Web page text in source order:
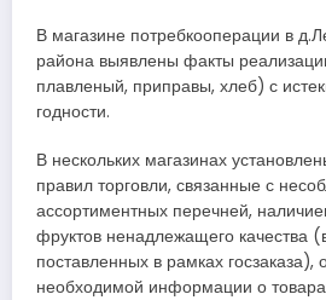
В магазине потребкооперации в
района выявлены факты
плавленый, приправы, хлеб) с
годности.
В нескольких магазинах
правил торговли, связанные с
ассортиментных перечней,
фруктов ненадлежащего качества
поставленных в рамках госзаказа),
необходимой информации о